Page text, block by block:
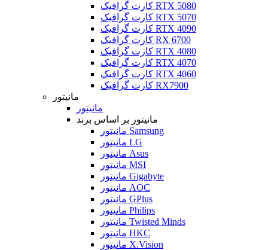
کارت گرافیک RTX 5080
کارت گرافیک RTX 5070
کارت گرافیک RTX 4090
کارت گرافیک RX 6700
کارت گرافیک RTX 4080
کارت گرافیک RTX 4070
کارت گرافیک RTX 4060
کارت گرافیک RX7900
مانیتور
مانیتور
مانیتور بر اساس برند
مانیتور Samsung
مانیتور LG
مانیتور Asus
مانیتور MSI
مانیتور Gigabyte
مانیتور AOC
مانیتور GPlus
مانیتور Philips
مانیتور Twisted Minds
مانیتور HKC
مانیتور X.Vision